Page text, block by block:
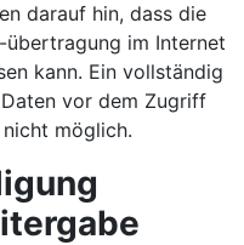
darauf hin, dass die
im Internet
kann. Ein vollständig
vor dem Zugriff
möglich.